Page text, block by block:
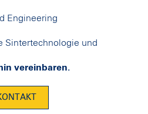
Engineering
Sintertechnologie und
vereinbaren.